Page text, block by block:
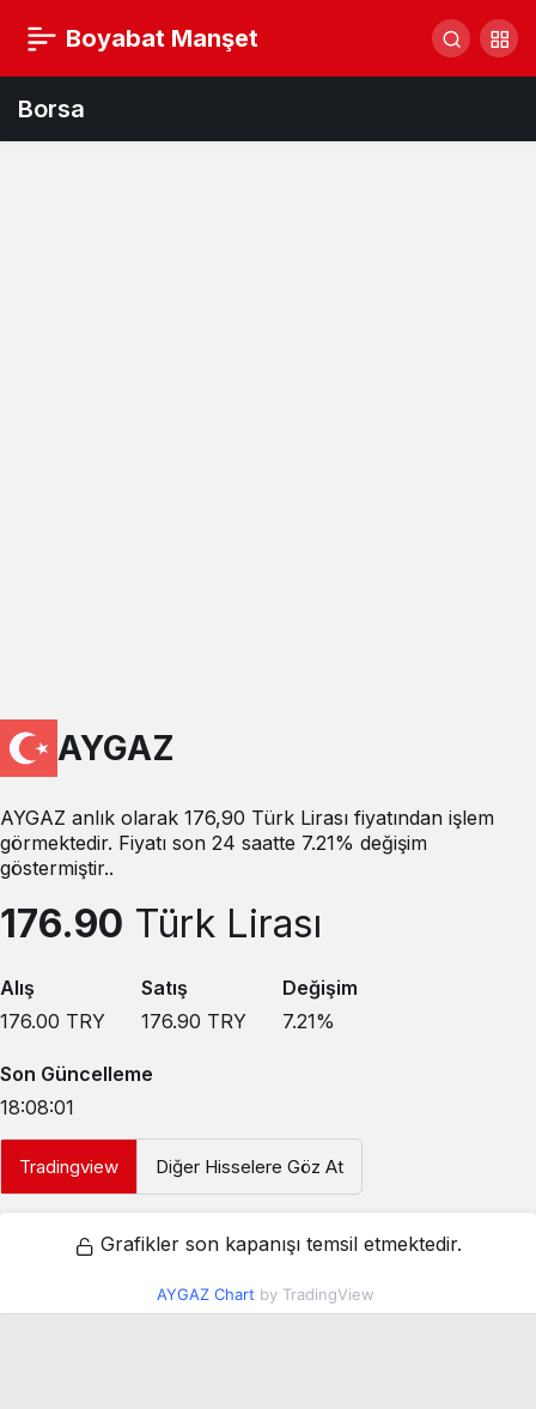
Boyabat Manşet
Borsa
AYGAZ
AYGAZ anlık olarak 176,90 Türk Lirası fiyatından işlem
görmektedir. Fiyatı son 24 saatte 7.21% değişim
göstermiştir..
176.90 Türk Lirası
Alış
176.00 TRY
Satış
176.90 TRY
Değişim
7.21%
Son Güncelleme
18:08:01
Tradingview Diğer Hisselere Göz At
Grafikler son kapanışı temsil etmektedir.
AYGAZ Chart by TradingView